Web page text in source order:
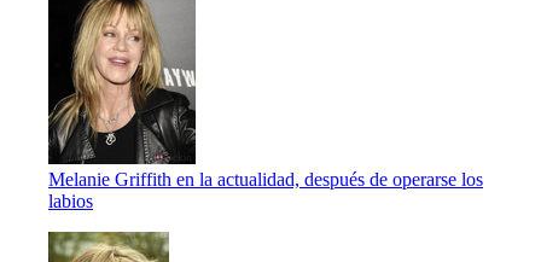
Melanie Griffith en la actualidad, después de operarse los
labios